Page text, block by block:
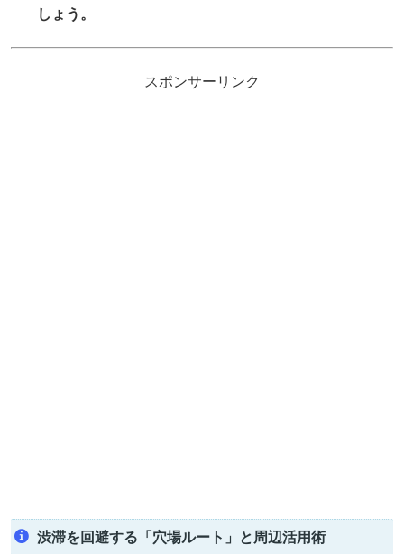
しょう。
スポンサーリンク
渋滞を回避する「穴場ルート」と周辺活用術